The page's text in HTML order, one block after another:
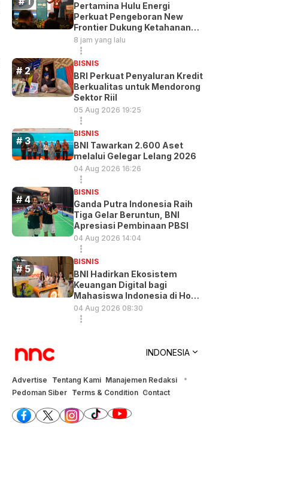
Pertamina Hulu Energi
Perkuat Pengeboran New
Frontier Dukung Ketahanan
Energi
8 jam yang lalu
BISNIS
BRI Perkuat Penyaluran Kredit
Berkualitas untuk Mendorong
Sektor Riil
05 Aug 2026 19:25
BISNIS
BNI Tawarkan 2.600 Aset
melalui Gelegar Lelang 2026
04 Aug 2026 16:26
BISNIS
Ganda Putra Indonesia Raih
Tiga Gelar Beruntun, BNI
Apresiasi Pembinaan PBSI
04 Aug 2026 14:04
BISNIS
BNI Hadirkan Ekosistem
Keuangan Digital bagi
Mahasiswa Indonesia di Hong
Kong
04 Aug 2026 08:30
INDONESIA
Advertise Tentang Kami Manajemen Redaksi
Pedoman Siber Terms & Condition Contact